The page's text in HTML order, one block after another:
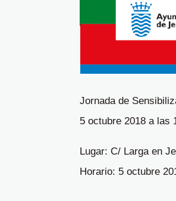
Jornada de
5 octubre 2018 a las
Lugar: C/ Larga en
Horario: 5 octubre